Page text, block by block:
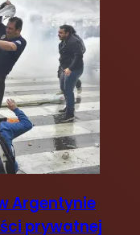
Argentynie
prywatnej